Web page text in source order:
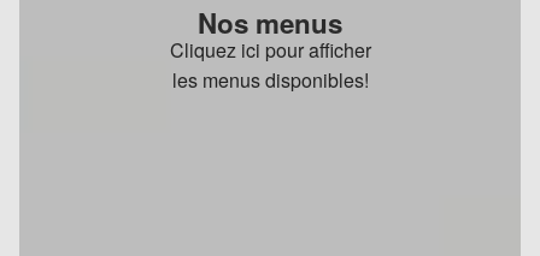
Nos menus
Cliquez ici pour afficher
les menus disponibles!